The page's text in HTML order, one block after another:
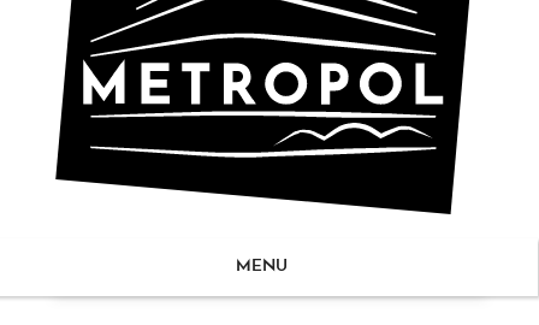
MENU